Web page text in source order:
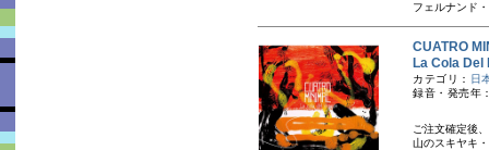
フェルナンド
CUATRO
La Cola
カテゴリ： 日
録音・発売年
ご注文確定後
山のスキヤキ